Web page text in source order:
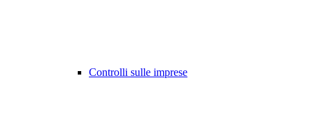
Controlli sulle imprese